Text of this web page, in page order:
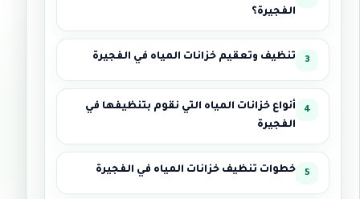
الفجيرة؟
تنظيف وتعقيم خزانات المياه في الفجيرة
أنواع خزانات المياه التي نقوم بتنظيفها في
الفجيرة
خطوات تنظيف خزانات المياه في الفجيرة